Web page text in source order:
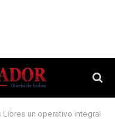
Libres un operativo integral